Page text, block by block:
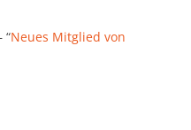
“Neues Mitglied von